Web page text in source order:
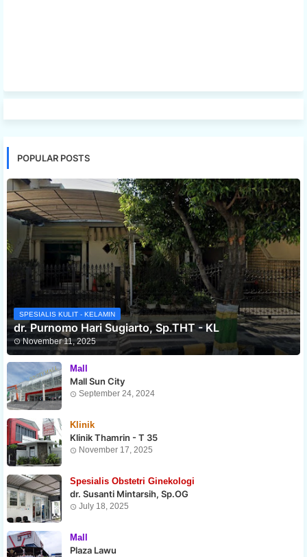
POPULAR POSTS
SPESIALIS KULIT - KELAMIN
dr. Purnomo Hari Sugiarto, Sp.THT - KL
November 11, 2025
Mall
Mall Sun City
September 24, 2024
Klinik
Klinik Thamrin - T 35
November 17, 2025
Spesialis Obstetri Ginekologi
dr. Susanti Mintarsih, Sp.OG
July 18, 2025
Mall
Plaza Lawu